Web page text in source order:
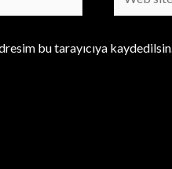
sitesi
bu tarayıcıya kaydedilsin.